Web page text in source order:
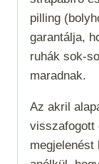
pilling
garantálja,
ruhák sok-
maradnak.
Az akril
visszafogott